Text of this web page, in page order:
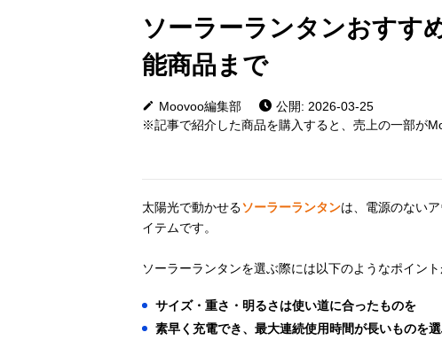
ソーラーランタンおすす
能商品まで
Moovoo編集部
公開: 2026-03-25
※記事で紹介した商品を購入すると、売上の一部が
太陽光で動かせるソーラーランタンは、電源のない
イテムです。
ソーラーランタンを選ぶ際には以下のようなポイント
サイズ・重さ・明るさは使い道に合ったものを
素早く充電でき、最大連続使用時間が長いものを